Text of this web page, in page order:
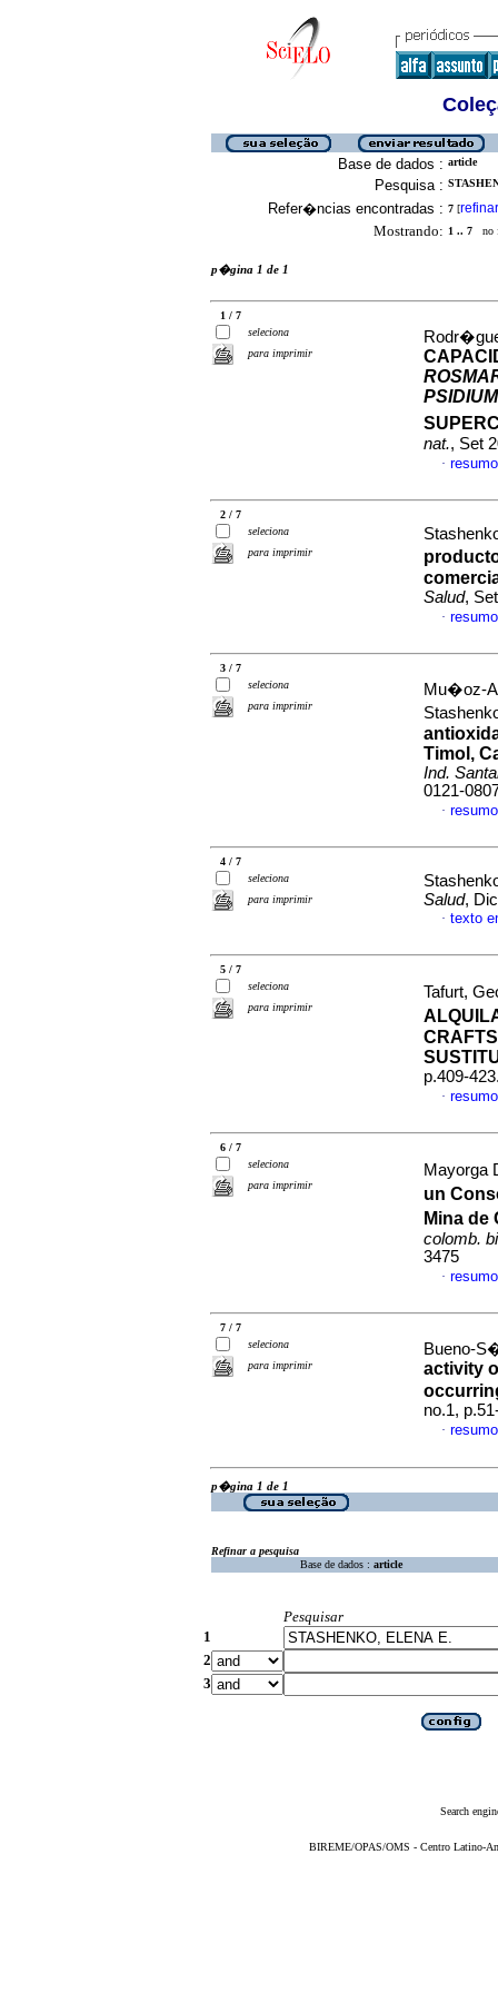
Base de dados : article
Pesquisa :
Refer�ncias encontradas : 7 [refinar
Mostrando: 1 .. 7 no
p�gina 1 de 1
1 / 7
seleciona
para imprimir
nat., Set
·
2 / 7
seleciona
para imprimir
Salud,
·
3 / 7
seleciona
para imprimir
Mu�oz-
Timol,
Ind.
0121-
·
4 / 7
seleciona
para imprimir
Salud,
· texto
5 / 7
seleciona
para imprimir
Tafurt,
p.409-
·
6 / 7
seleciona
para imprimir
Mayorga
un
Mina
colomb.
3475
·
7 / 7
seleciona
para imprimir
Bueno-
activity
no.1,
·
p�gina 1 de 1
Refinar a pesquisa
Base de dados : article
Pesquisar
1
2
3
Search
BIREME/OPAS/OMS - Centro Latino-